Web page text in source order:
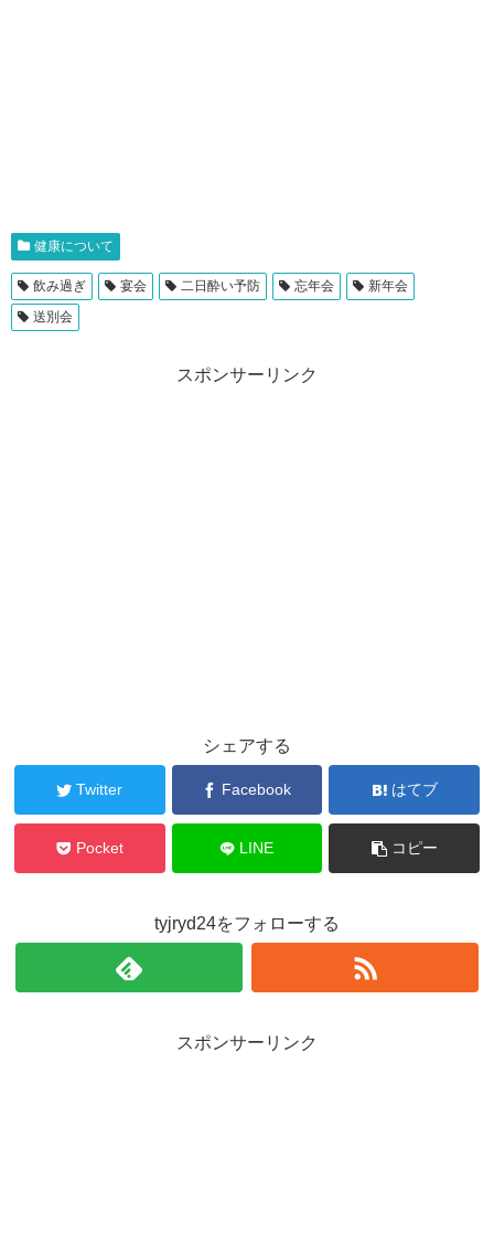
健康について
飲み過ぎ 宴会 二日酔い予防 忘年会
新年会
送別会
スポンサーリンク
シェアする
Twitter Facebook はてブ
Pocket LINE コピー
tyjryd24をフォローする
スポンサーリンク